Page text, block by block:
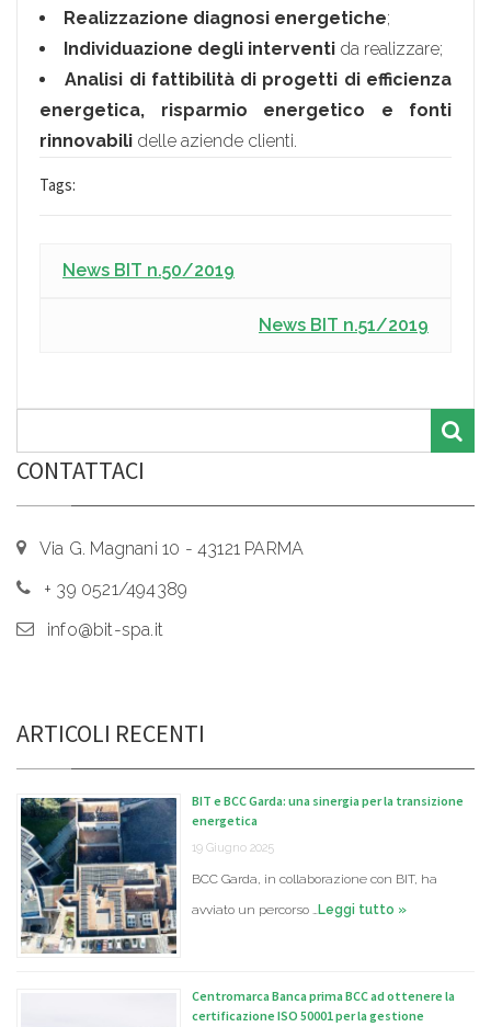
Realizzazione diagnosi energetiche;
Individuazione degli interventi da realizzare;
Analisi di fattibilità di progetti di efficienza
energetica, risparmio energetico e fonti
rinnovabili delle aziende clienti.
Tags:
News BIT n.50/2019
News BIT n.51/2019
CONTATTACI
Via G. Magnani 10 - 43121 PARMA
+ 39 0521/494389
info@bit-spa.it
ARTICOLI RECENTI
BIT e BCC Garda: una sinergia per la transizione
energetica
19 Giugno 2025
BCC Garda, in collaborazione con BIT, ha
avviato un percorso …Leggi tutto »
Centromarca Banca prima BCC ad ottenere la
certificazione ISO 50001 per la gestione